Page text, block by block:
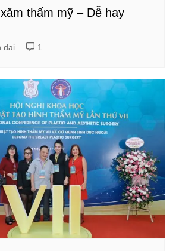
thẩm mỹ – Dễ hay
đại 1